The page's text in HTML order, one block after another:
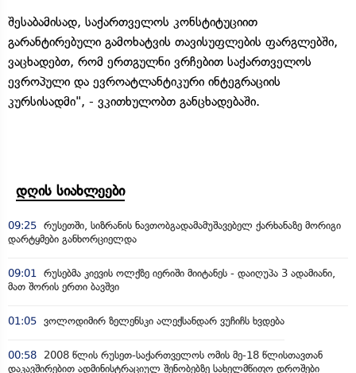
შესაბამისად, საქართველოს კონსტიტუციით
გარანტირებული გამოხატვის თავისუფლების ფარგლებში,
ვაცხადებთ, რომ ერთგულნი ვრჩებით საქართველოს
ევროპული და ევროატლანტიკური ინტეგრაციის
კურსისადმი", - ვკითხულობთ განცხადებაში.
დღის სიახლეები
09:25 რუსეთში, სიზრანის ნავთობგადამამუშავებელ ქარხანაზე მორიგი
დარტყმები განხორციელდა
09:01
რუსებმა კიევის ოლქზე იერიში მიიტანეს - დაიღუპა 3 ადამიანი,
მათ შორის ერთი ბავშვი
01:05 ვოლოდიმირ ზელენსკი ალექსანდარ ვუჩიჩს ხვდება
00:58
2008 წლის რუსეთ-საქართველოს ომის მე-18 წლისთავთან
დაკავშირებით ადმინისტრაციულ შენობებზე სახელმწიფო დროშები